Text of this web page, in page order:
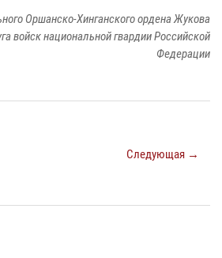
Оршанско-Хинганского ордена Жукова
войск национальной гвардии Российской
Федерации
Следующая →